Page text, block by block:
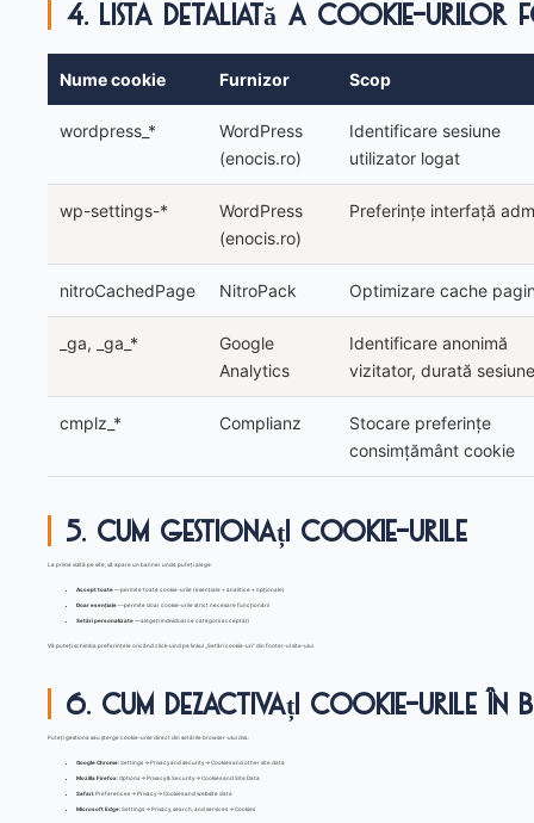
4. Lista detaliată a cookie-urilor
Nume cookie Furnizor Scop
wordpress_*
WordPress
(enocis.ro)
Identificare sesiune
utilizator logat
wp-settings-*
WordPress
(enocis.ro)
Preferințe interfață
nitroCachedPage NitroPack Optimizare cache
_ga, _ga_*
Google
Analytics
Identificare anonimă
vizitator, durată sesiune
cmplz_* Complianz
Stocare preferințe
consimțământ cookie
5. Cum gestionați cookie-urile
La prima vizită pe site, vă apare un banner unde puteți alege:
Accept toate — permite toate cookie-urile (esențiale + analitice + opționale)
Doar esențiale — permite doar cookie-urile strict necesare funcționării
Setări personalizate — alegeți individual ce categorii acceptați
Vă puteți schimba preferințele oricând click-uind pe linkul „Setări cookie-uri” din footer-ul site-ului.
6. Cum dezactivați cookie-urile în
Puteți gestiona sau șterge cookie-urile direct din setările browser-ului dvs.:
Google Chrome: Settings → Privacy and security → Cookies and other site data
Mozilla Firefox: Options → Privacy & Security → Cookies and Site Data
Safari: Preferences → Privacy → Cookies and website data
Microsoft Edge: Settings → Privacy, search, and services → Cookies